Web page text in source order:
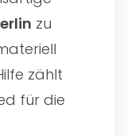
zu
zählt
für die